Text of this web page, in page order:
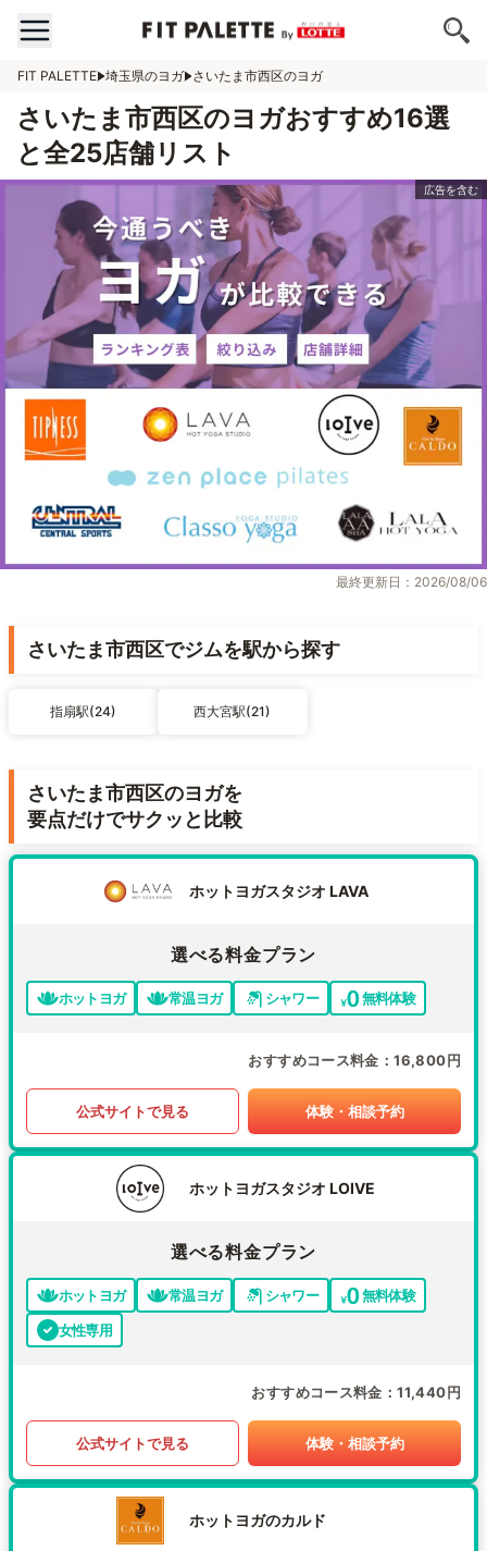
FIT PALETTE 埼玉県のヨガ さいたま市西区のヨガ
さいたま市西区のヨガおすすめ16選
と全25店舗リスト
最終更新日：2026/08/06
さいたま市西区でジムを駅から探す
指扇駅(24) 西大宮駅(21)
さいたま市西区のヨガを
要点だけでサクッと比較
ホットヨガスタジオ LAVA
選べる料金プラン
ホットヨガ 常温ヨガ シャワー 無料体験
おすすめコース料金 16,800円
公式サイトで見る 体験・相談予約
ホットヨガスタジオ LOIVE
選べる料金プラン
ホットヨガ 常温ヨガ シャワー
無料体験
女性専用
おすすめコース料金 11,440円
公式サイトで見る 体験・相談予約
ホットヨガのカルド